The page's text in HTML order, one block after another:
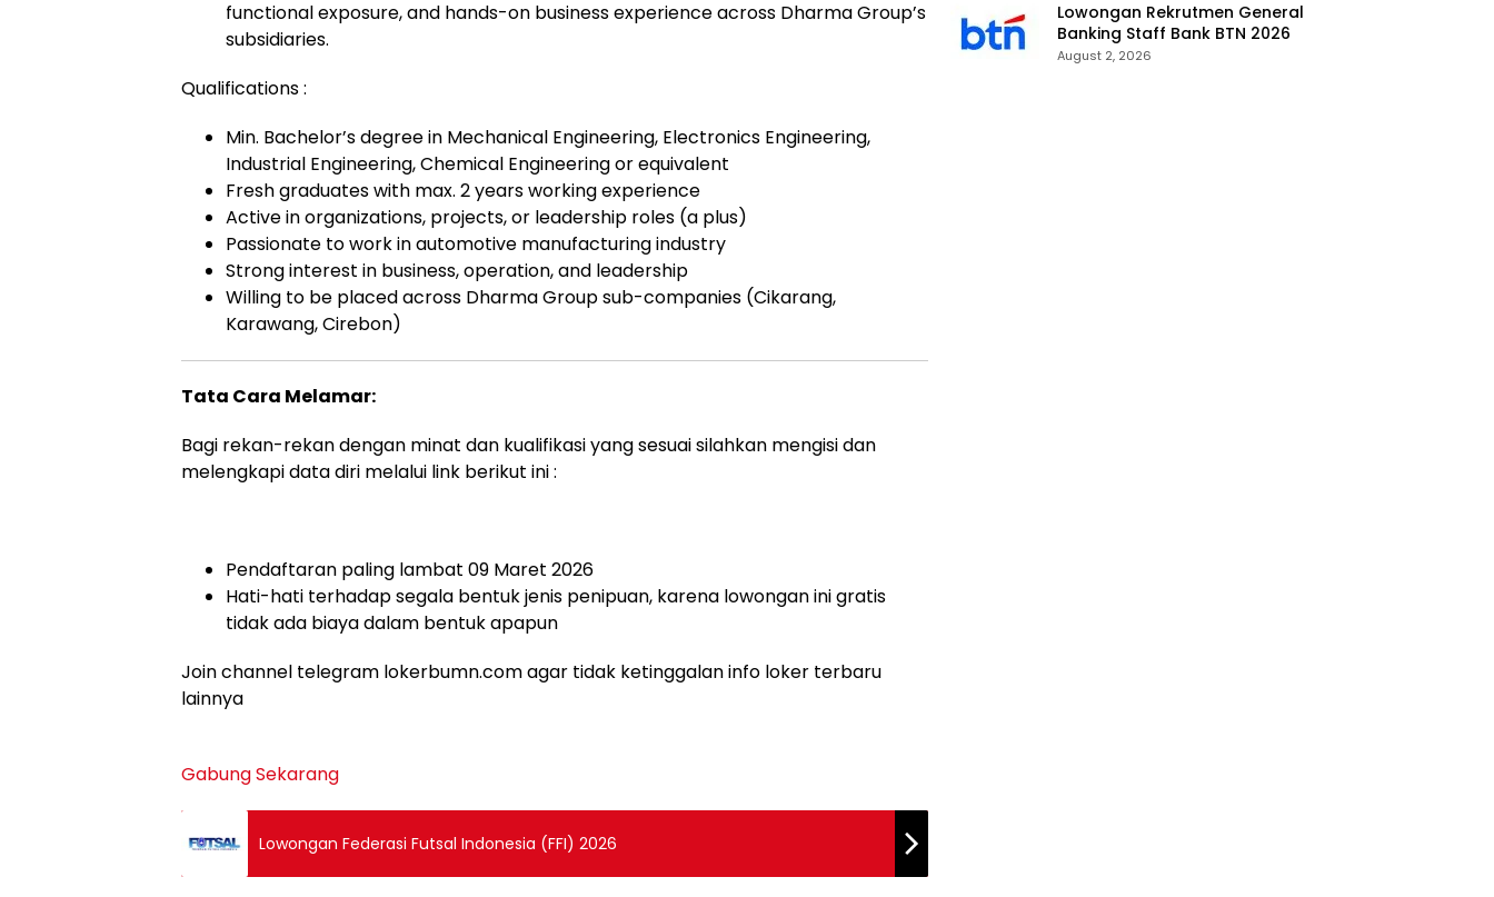
functional exposure, and hands-on business experience across Dharma Group’s
subsidiaries.
Qualifications :
Min. Bachelor’s degree in Mechanical Engineering, Electronics Engineering,
Industrial Engineering, Chemical Engineering or equivalent
Fresh graduates with max. 2 years working experience
Active in organizations, projects, or leadership roles (a plus)
Passionate to work in automotive manufacturing industry
Strong interest in business, operation, and leadership
Willing to be placed across Dharma Group sub-companies (Cikarang,
Karawang, Cirebon)
Tata Cara Melamar:
Bagi rekan-rekan dengan minat dan kualifikasi yang sesuai silahkan mengisi dan
melengkapi data diri melalui link berikut ini :
Pendaftaran paling lambat 09 Maret 2026
Hati-hati terhadap segala bentuk jenis penipuan, karena lowongan ini gratis
tidak ada biaya dalam bentuk apapun
Join channel telegram lokerbumn.com agar tidak ketinggalan info loker terbaru
lainnya
Gabung Sekarang
Lowongan Federasi Futsal Indonesia (FFI) 2026
Lowongan Rekrutmen General
Banking Staff Bank BTN 2026
August 2, 2026